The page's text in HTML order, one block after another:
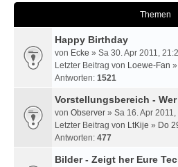
Themen
Happy Birthday
von Ecke » Sa 30. Apr 2011,
Letzter Beitrag von Loewe-Fan »
Antworten: 1521
Vorstellungsbereich -
von Observer » Sa 16. Apr 2011,
Letzter Beitrag von LtKije » Do
Antworten: 477
Bilder - Zeigt her Eure